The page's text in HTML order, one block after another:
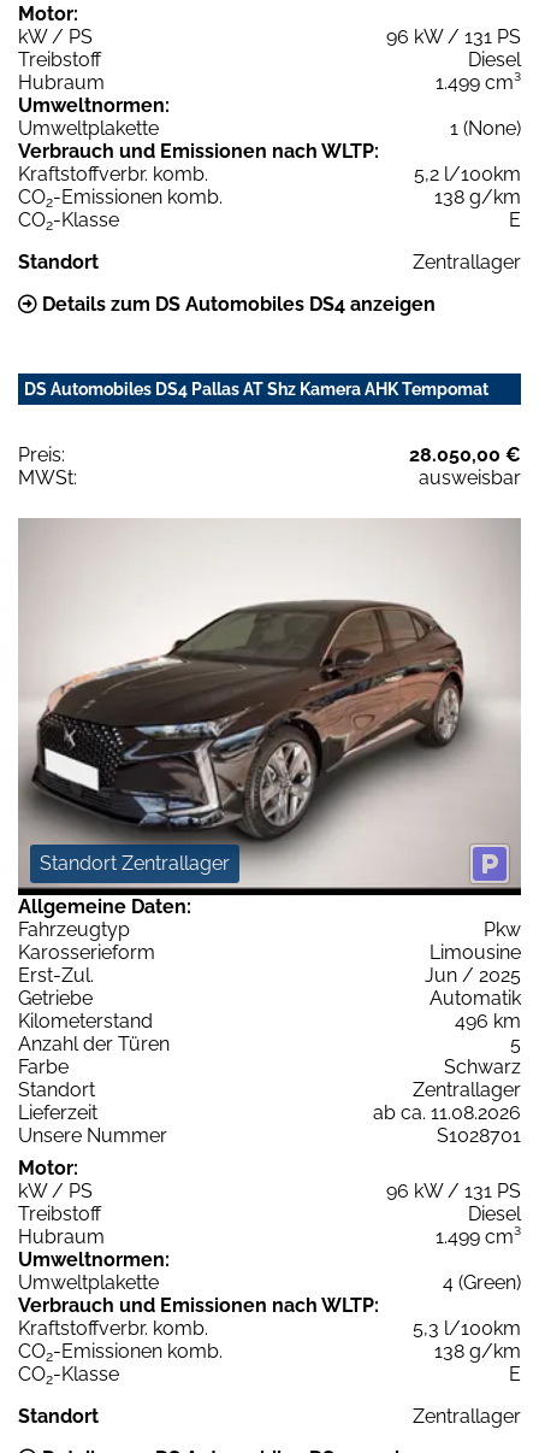
Motor:
kW / PS
96 kW / 131 PS
Treibstoff
Diesel
Hubraum
1.499 cm³
Umweltnormen:
Umweltplakette
1 (None)
Verbrauch und Emissionen nach WLTP:
Kraftstoffverbr. komb.
5,2 l/100km
CO2-Emissionen komb.
138 g/km
CO2-Klasse
E
Standort
Zentrallager
Details zum DS Automobiles DS4 anzeigen
DS Automobiles DS4 Pallas AT Shz Kamera AHK Tempomat
Preis:
28.050,00 €
MWSt:
ausweisbar
Standort Zentrallager
Allgemeine Daten:
Fahrzeugtyp
Pkw
Karosserieform
Limousine
Erst-Zul.
Jun / 2025
Getriebe
Automatik
Kilometerstand
496 km
Anzahl der Türen
5
Farbe
Schwarz
Standort
Zentrallager
Lieferzeit
ab ca. 11.08.2026
Unsere Nummer
S1028701
Motor:
kW / PS
96 kW / 131 PS
Treibstoff
Diesel
Hubraum
1.499 cm³
Umweltnormen:
Umweltplakette
4 (Green)
Verbrauch und Emissionen nach WLTP:
Kraftstoffverbr. komb.
5,3 l/100km
CO2-Emissionen komb.
138 g/km
CO2-Klasse
E
Standort
Zentrallager